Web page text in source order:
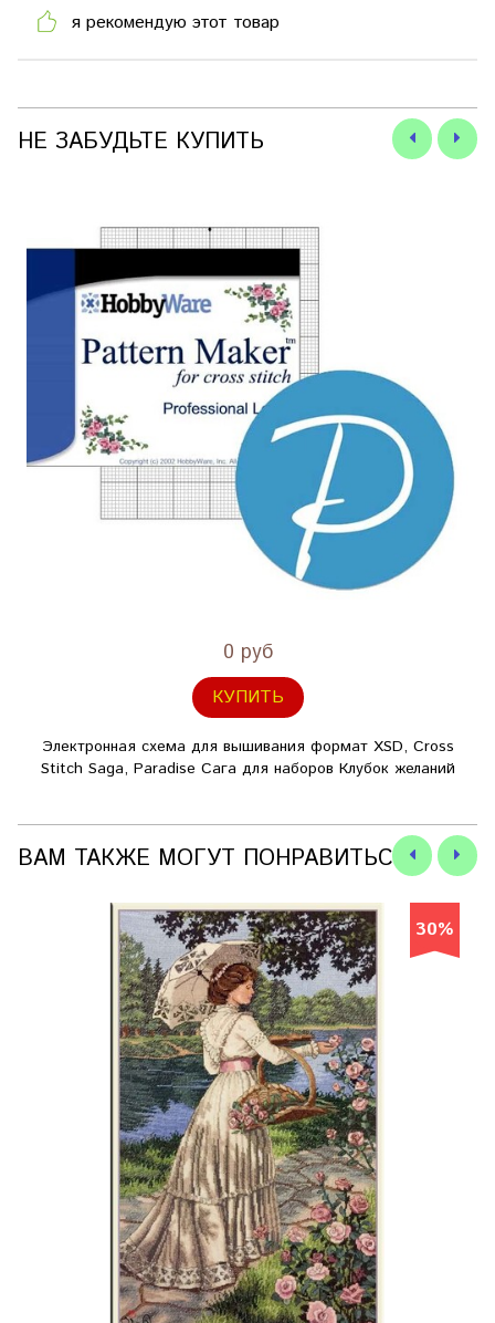
я рекомендую этот товар
НЕ ЗАБУДЬТЕ КУПИТЬ
0 руб
КУПИТЬ
Электронная схема для вышивания формат XSD, Cross
Stitch Saga, Paradise Сага для наборов Клубок желаний
ВАМ ТАКЖЕ МОГУТ ПОНРАВИТЬСЯ
30%